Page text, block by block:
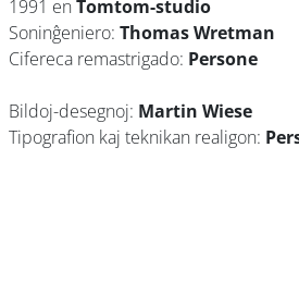
1991 enTomtom-studio
Soninĝeniero: Thomas Wretman
Cifereca remastrigado: Persone
Bildoj-desegnoj: Martin Wiese
Tipografion kaj teknikan realigon: